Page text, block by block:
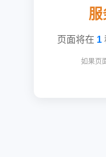
服
页面将在 1
如果页